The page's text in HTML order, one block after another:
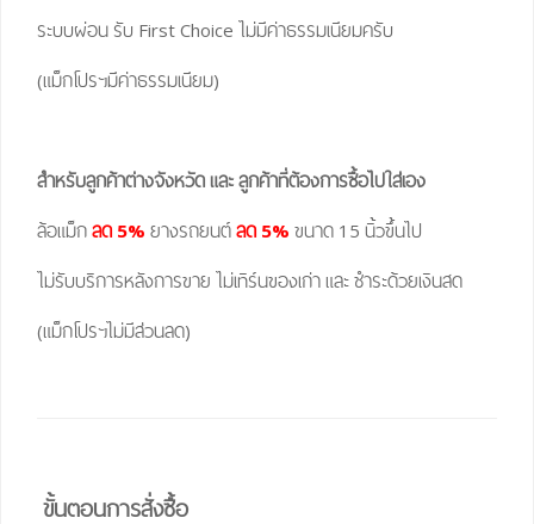
ระบบผ่อน รับ First Choice ไม่มีค่าธรรมเนียมครับ
(แม็กโปรฯมีค่าธรรมเนียม)
สำหรับลูกค้าต่างจังหวัด และ ลูกค้าที่ต้องการซื้อไปใส่เอง
ล้อแม็ก ลด 5% ยางรถยนต์ ลด 5% ขนาด 15 นิ้วขึ้นไป
ไม่รับบริการหลังการขาย ไม่เทิร์นของเก่า และ ชำระด้วยเงินสด
(แม็กโปรฯไม่มีส่วนลด)
ขั้นตอนการสั่งซื้อ